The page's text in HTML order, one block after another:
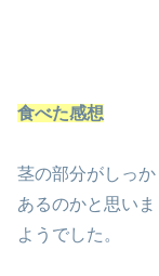
食べた感想
茎の部分がしっ
あるのかと思い
ようでした。